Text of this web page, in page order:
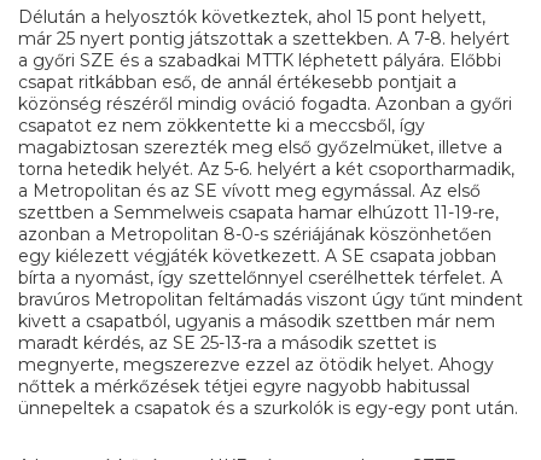
Délután a helyosztók következtek, ahol 15 pont helyett,
már 25 nyert pontig játszottak a szettekben. A 7-8. helyért
a győri SZE és a szabadkai MTTK léphetett pályára. Előbbi
csapat ritkábban eső, de annál értékesebb pontjait a
közönség részéről mindig ováció fogadta. Azonban a győri
csapatot ez nem zökkentette ki a meccsből, így
magabiztosan szerezték meg első győzelmüket, illetve a
torna hetedik helyét. Az 5-6. helyért a két csoportharmadik,
a Metropolitan és az SE vívott meg egymással. Az első
szettben a Semmelweis csapata hamar elhúzott 11-19-re,
azonban a Metropolitan 8-0-s szériájának köszönhetően
egy kiélezett végjáték következett. A SE csapata jobban
bírta a nyomást, így szettelőnnyel cserélhettek térfelet. A
bravúros Metropolitan feltámadás viszont úgy tűnt mindent
kivett a csapatból, ugyanis a második szettben már nem
maradt kérdés, az SE 25-13-ra a második szettet is
megnyerte, megszerezve ezzel az ötödik helyet. Ahogy
nőttek a mérkőzések tétjei egyre nagyobb habitussal
ünnepeltek a csapatok és a szurkolók is egy-egy pont után.